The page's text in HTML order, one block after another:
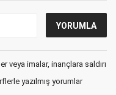
veya imalar, inançlara saldırı
yazılmış yorumlar